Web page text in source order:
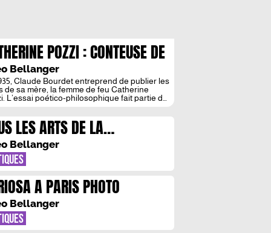
POZZI : CONTEUSE DE
Bellanger
Claude Bourdet entreprend de publier les
de sa mère, la femme de feu Catherine
L’essai poético-philosophique fait partie de
Peau d’Âme, ouvrage étrange né de
tortueux, mais non moins sublime, de
Pozzi, poétesse […]
LES ARTS DE LA
Bellanger
A PARIS PHOTO
Bellanger